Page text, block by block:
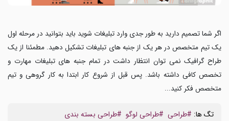
اگر شما تصمیم دارید به طور جدی وارد تبلیغات شوید باید بتوانید در مرحله اول
یک تیم متخصص در هر یک از جنبه های تبلیغات تشکیل دهید. مطمئنا از یک
طراح گرافیک نمی توان انتظار داشت در تمام جنبه های تبلیغات مهارت و
تخصص کافی داشته باشد. پس قبل از شروع کار ابتدا به کار گروهی و تیم
متخصص فکر کنید...
تگ ها: #طراحی #طراحی لوگو #طراحی بسته بندی